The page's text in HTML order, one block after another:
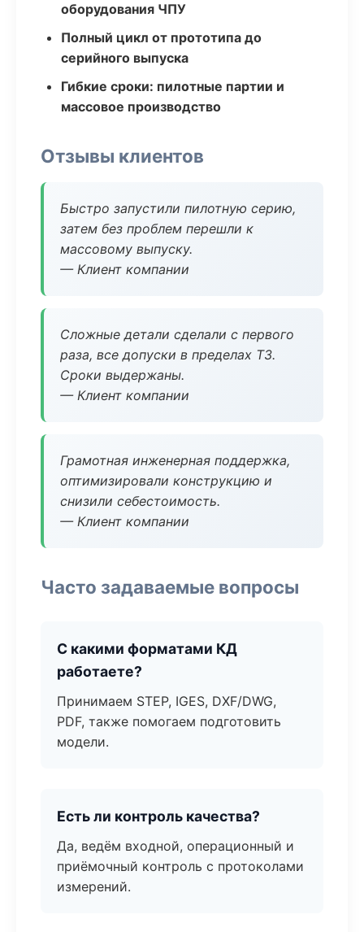
оборудования ЧПУ
Полный цикл от прототипа до
серийного выпуска
Гибкие сроки: пилотные партии и
массовое производство
Отзывы клиентов
Быстро запустили пилотную серию,
затем без проблем перешли к
массовому выпуску.
— Клиент компании
Сложные детали сделали с первого
раза, все допуски в пределах ТЗ.
Сроки выдержаны.
— Клиент компании
Грамотная инженерная поддержка,
оптимизировали конструкцию и
снизили себестоимость.
— Клиент компании
Часто задаваемые вопросы
С какими форматами КД
работаете?
Принимаем STEP, IGES, DXF/DWG,
PDF, также помогаем подготовить
модели.
Есть ли контроль качества?
Да, ведём входной, операционный и
приёмочный контроль с протоколами
измерений.